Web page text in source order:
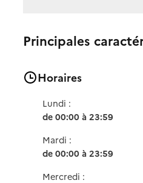
Principales
Horaires
Lundi :
de 00:00 à 23:59
Mardi :
de 00:00 à 23:59
Mercredi :